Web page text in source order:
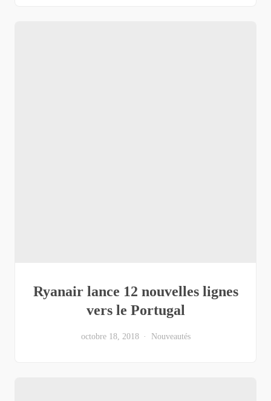
Ryanair lance 12 nouvelles lignes
vers le Portugal
octobre 18, 2018 Nouveautés